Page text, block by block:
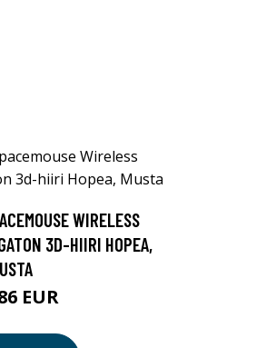
WIRELESS
3D-HIIRI HOPEA,
EUR